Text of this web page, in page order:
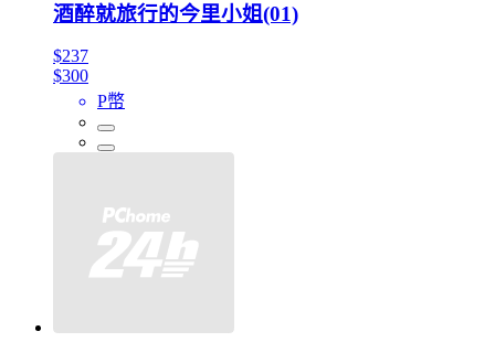
酒醉就旅行的今里小姐(01)
$237
$300
P幣